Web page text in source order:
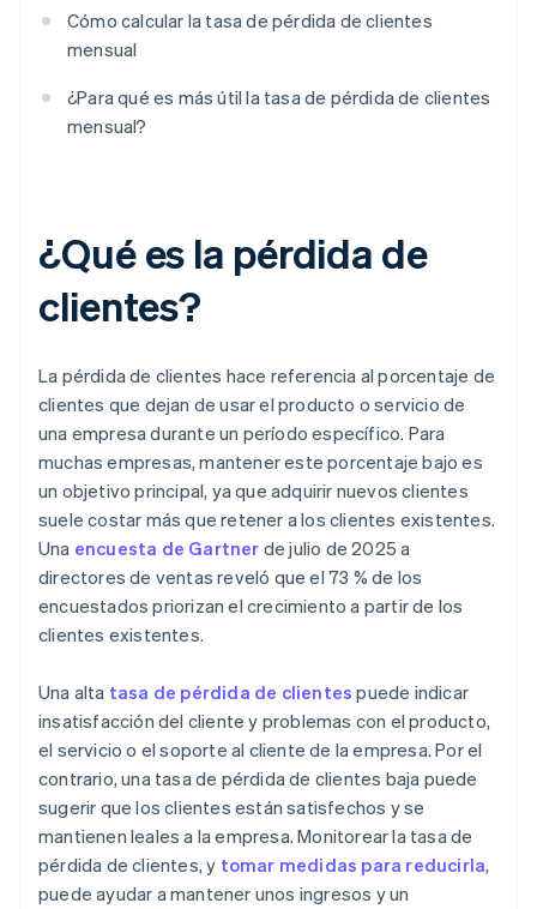
Cómo calcular la tasa de pérdida de clientes
mensual
¿Para qué es más útil la tasa de pérdida de clientes
mensual?
¿Qué es la pérdida de
clientes?
La pérdida de clientes hace referencia al porcentaje de
clientes que dejan de usar el producto o servicio de
una empresa durante un período específico. Para
muchas empresas, mantener este porcentaje bajo es
un objetivo principal, ya que adquirir nuevos clientes
suele costar más que retener a los clientes existentes.
Una encuesta de Gartner de julio de 2025 a
directores de ventas reveló que el 73 % de los
encuestados priorizan el crecimiento a partir de los
clientes existentes.
Una alta tasa de pérdida de clientes puede indicar
insatisfacción del cliente y problemas con el producto,
el servicio o el soporte al cliente de la empresa. Por el
contrario, una tasa de pérdida de clientes baja puede
sugerir que los clientes están satisfechos y se
mantienen leales a la empresa. Monitorear la tasa de
pérdida de clientes, y tomar medidas para reducirla,
puede ayudar a mantener unos ingresos y un